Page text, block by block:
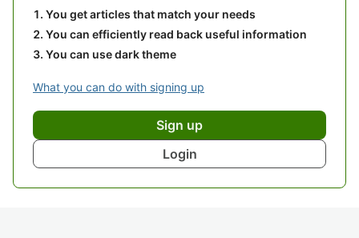
You get articles that match your needs
You can efficiently read back useful information
You can use dark theme
What you can do with signing up
Sign up
Login